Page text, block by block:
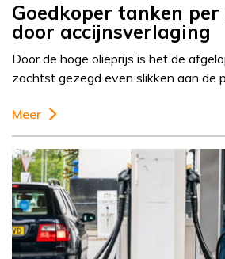
Goedkoper tanken
door accijnsverlaging
Door de hoge olieprijs is het de
zachtst gezegd even slikken aan de
Meer